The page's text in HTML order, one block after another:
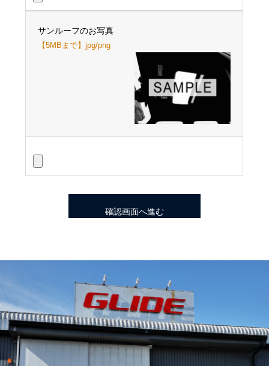
サンルーフのお写真
【5MBまで】jpg/png